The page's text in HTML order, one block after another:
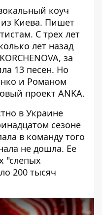
коуч
Киева. Пишет
С трех лет
лет назад
за
13 песен. Но
и Романом
проект ANKA.
в Украине
сезоне
в команду того
не дошла. Ее
"слепых
200 тысяч